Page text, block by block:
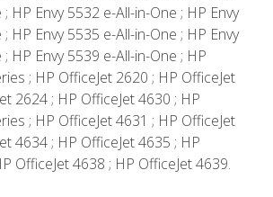
HP Envy 5532 e-All-in-One ; HP Envy
HP Envy 5535 e-All-in-One ; HP Envy
HP Envy 5539 e-All-in-One ; HP
; HP OfficeJet 2620 ; HP OfficeJet
2624 ; HP OfficeJet 4630 ; HP
; HP OfficeJet 4631 ; HP OfficeJet
4634 ; HP OfficeJet 4635 ; HP
OfficeJet 4638 ; HP OfficeJet 4639.